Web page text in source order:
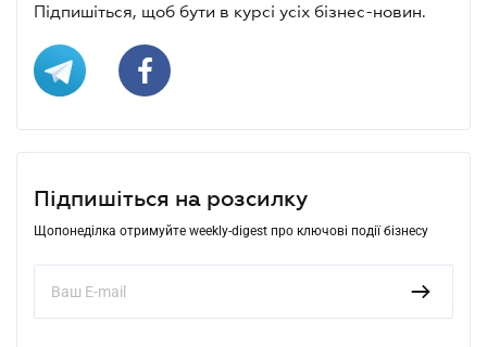
Підпишіться, щоб бути в курсі усіх бізнес-новин.
Підпишіться на розсилку
Щопонеділка отримуйте weekly-digest про ключові події бізнесу